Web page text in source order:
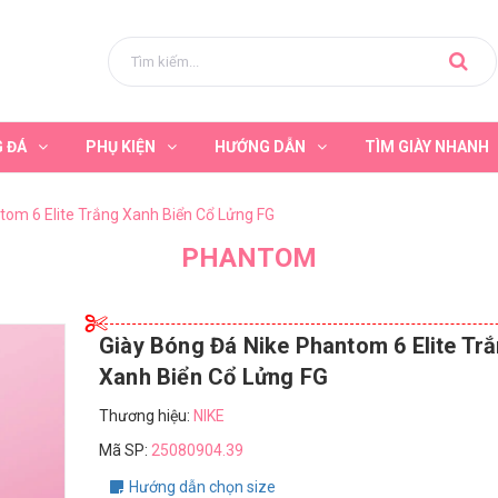
ĐÁ PHỤ KIỆN HƯỚNG DẪN TÌM GIÀY NHANH
6 Elite Trắng Xanh Biển Cổ Lửng FG
PHANTOM
Giày Bóng Đá Nike Phantom 6 Elite
Xanh Biển Cổ Lửng FG
Thương hiệu: NIKE
Mã SP: 25080904.39
Hướng dẫn chọn size